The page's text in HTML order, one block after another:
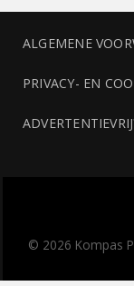
ALGEMENE
PRIVACY- EN
© 2026 Kompas